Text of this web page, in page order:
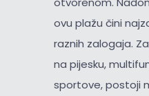
ovu plažu čini
raznih zalogaja.
na pijesku,
sportove, postoji